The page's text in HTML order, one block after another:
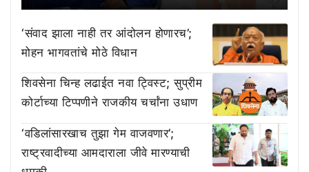
‘संवाद झाला नाही तर आंदोलन होणारच’;
मोहन भागवतांचे मोठे विधान
शिवसेना चिन्ह लढाईत नवा ट्विस्ट; सुप्रीम
कोर्टाच्या टिप्पणीने राजकीय चर्चांना उधाण
‘वडिलांसारखाच तुझा गेम वाजवणार’;
राष्ट्रवादीच्या आमदाराला जीवे मारण्याची